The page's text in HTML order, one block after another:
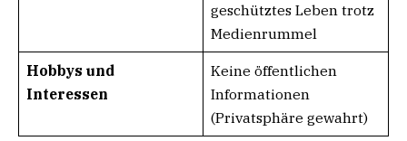
geschütztes Leben trotz
Medienrummel
Hobbys und
Interessen
Keine öffentlichen
Informationen
(Privatsphäre gewahrt)